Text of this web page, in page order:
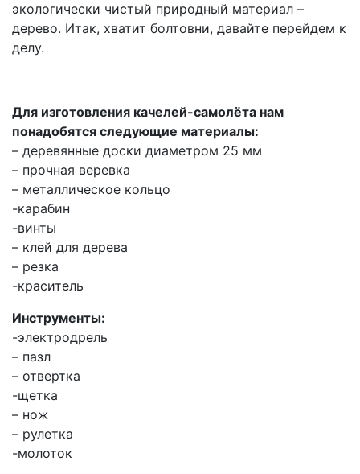
экологически чистый природный материал –
дерево. Итак, хватит болтовни, давайте перейдем к
делу.
Для изготовления качелей-самолёта нам
понадобятся следующие материалы:
– деревянные доски диаметром 25 мм
– прочная веревка
– металлическое кольцо
-карабин
-винты
– клей для дерева
– резка
-краситель
Инструменты:
-электродрель
– пазл
– отвертка
-щетка
– нож
– рулетка
-молоток